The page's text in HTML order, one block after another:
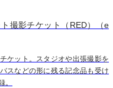
撮影チケット（RED）（e
ケット。スタジオや出張撮影を
スなどの形に残る記念品も受け
。